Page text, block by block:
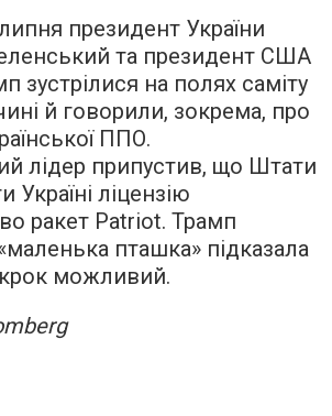
президент України
та президент США
зустрілися на полях саміту
й говорили, зокрема, про
ППО.
лідер припустив, що Штати
Україні ліцензію
ракет Patriot. Трамп
пташка» підказала
можливий.